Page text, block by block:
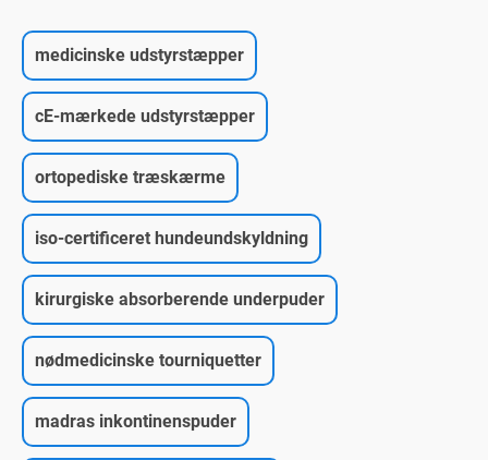
medicinske udstyrstæpper
cE-mærkede udstyrstæpper
ortopediske træskærme
iso-certificeret hundeundskyldning
kirurgiske absorberende underpuder
nødmedicinske tourniquetter
madras inkontinenspuder